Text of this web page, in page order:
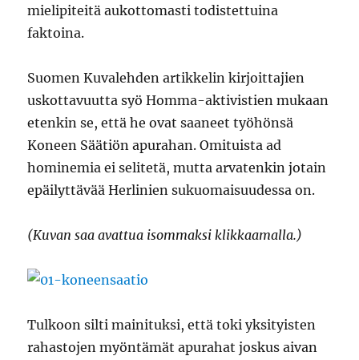
mielipiteitä aukottomasti todistettuina
faktoina.
Suomen Kuvalehden artikkelin kirjoittajien
uskottavuutta syö Homma-aktivistien mukaan
etenkin se, että he ovat saaneet työhönsä
Koneen Säätiön apurahan. Omituista ad
hominemia ei selitetä, mutta arvatenkin jotain
epäilyttävää Herlinien sukuomaisuudessa on.
(Kuvan saa avattua isommaksi klikkaamalla.)
Tulkoon silti mainituksi, että toki yksityisten
rahastojen myöntämät apurahat joskus aivan